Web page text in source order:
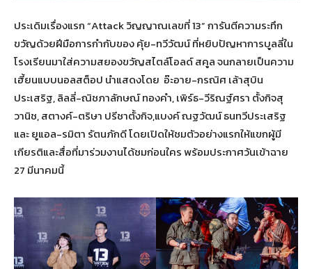
ประเดิมเรื่องแรก “Attack วิญญาณเลขที่ 13” การันตีความระทึก
ขวัญด้วยฝีมือการกำกับของ คุ้ย-ทวีวัฒน์ ที่หยิบปัญหาการบูลลี่ใน
โรงเรียนมาใส่ความสยองขวัญสไตล์โอลด์ สคูล จนกลายเป็นความ
เฮี้ยนแบบนอลสต็อป นำแสดงโดย อ๊ะอาย-กรณิศ เล้าสุบิน
ประเสริฐ, ลิลลี่-ณิชภาลักษณ์ ทองคำ, เพิร์ธ-วีริณฐ์ศรา ตั้งกิจสุ
วานิช, สตางค์-ตริษา ปรีชาตั้งกิจ,แบงค์ ณฐวัฒน์ ธนทวีประเสริฐ
และ ยูแอล-รมิตา รัตนภักดี โดยเปิดให้ชมตัวอย่างแรกให้แขกผู้มี
เกียรติและสื่อที่มาร่วมงานได้ชมก่อนใคร พร้อมประกาศวันเข้าฉาย
27 มีนาคมนี้